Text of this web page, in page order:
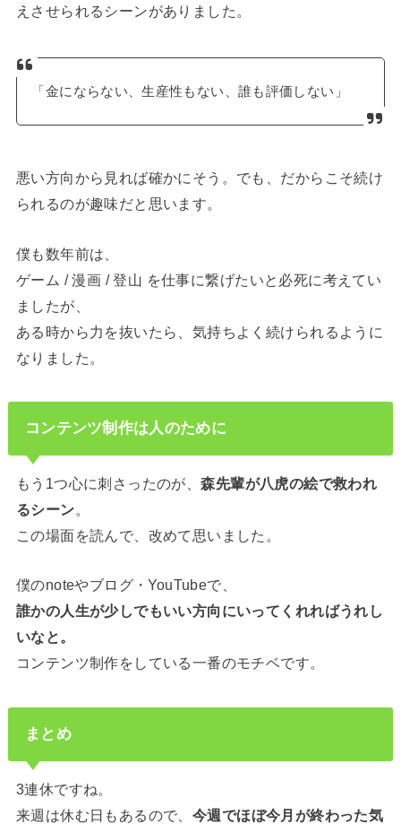
えさせられるシーンがありました。
「金にならない、生産性もない、誰も評価しない」
悪い方向から見れば確かにそう。でも、だからこそ続け
られるのが趣味だと思います。
僕も数年前は、
ゲーム / 漫画 / 登山 を仕事に繋げたいと必死に考えてい
ましたが、
ある時から力を抜いたら、気持ちよく続けられるように
なりました。
コンテンツ制作は人のために
もう1つ心に刺さったのが、森先輩が八虎の絵で救われ
るシーン。
この場面を読んで、改めて思いました。
僕のnoteやブログ・YouTubeで、
誰かの人生が少しでもいい方向にいってくれればうれし
いなと。
コンテンツ制作をしている一番のモチベです。
まとめ
3連休ですね。
来週は休む日もあるので、 今週でほぼ今月が終わった気